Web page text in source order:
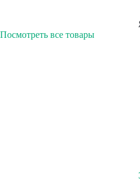
Посмотреть все товары